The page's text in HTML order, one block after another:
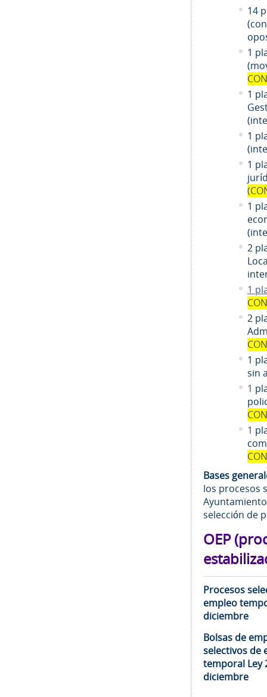
14
1
1
1
1
1
2
1
2
1
sin
1
1
Bases
los procesos
selección de
OEP
Procesos
empleo
diciembre
Bolsas de
selectivos de
temporal Ley
diciembre